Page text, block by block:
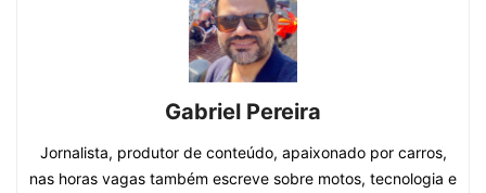
Gabriel Pereira
Jornalista, produtor de conteúdo, apaixonado por carros,
nas horas vagas também escreve sobre motos, tecnologia e